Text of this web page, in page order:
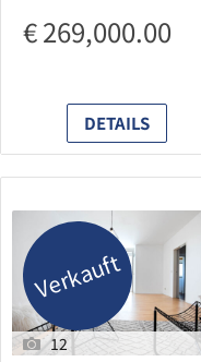
€ 269,000.00
DETAILS
Verkauft
12